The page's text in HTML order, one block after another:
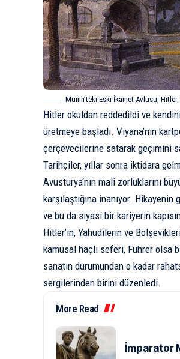
Münih’teki Eski İkamet Avlusu, Hitler,
Hitler okuldan reddedildi ve
üretmeye başladı. Viyana’nın
çerçevecilerine satarak geçimini
Tarihçiler, yıllar sonra iktidara
Avusturya‘nın mali zorluklarını
karşılaştığına inanıyor. Hikayenin
ve bu da siyasi bir kariyerin
Hitler’in, Yahudilerin ve
kamusal haçlı seferi, Führer olsa
sanatın durumundan o kadar
sergilerinden birini düzenledi.
More Read
İmparator